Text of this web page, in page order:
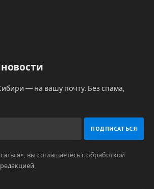
— на вашу почту. Без спама,
вы соглашаетесь с обработкой
редакцией.